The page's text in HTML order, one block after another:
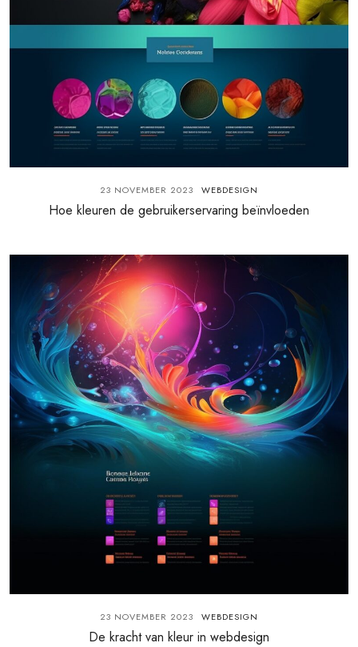
23 NOVEMBER 2023 WEBDESIGN
Hoe kleuren de gebruikerservaring beïnvloeden
23 NOVEMBER 2023 WEBDESIGN
De kracht van kleur in webdesign